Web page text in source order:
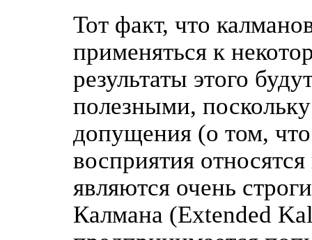
Тот факт, что
применяться к
результаты этого
полезными,
допущения (о том,
восприятия
являются очень
Калмана (Extended